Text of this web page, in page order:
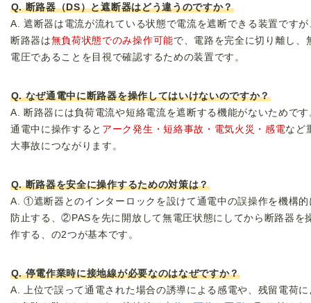
Q. 断路器（DS）と遮断器はどう違うのですか？
A. 遮断器は電流が流れている状態で電流を遮断できる装置ですが
断路器は無負荷状態でのみ操作可能で、電路を完全に切り離し、
電圧であることを目視で確認するための装置です。
Q. なぜ通電中に断路器を操作してはいけないのですか？
A. 断路器には負荷電流や短絡電流を遮断する機能がないためです
通電中に操作すると アーク発生・短絡事故・電気火災・感電など
大事故につながります。
Q. 断路器を安全に操作するための対策は？
A. ①遮断器とのインターロックを設けて通電中の誤操作を機構的
防止する、②PASを先に開放して無電圧状態にしてから断路器を
作する、の2つが基本です。
Q. 停電作業時に接地線が必要なのはなぜですか？
A. 上位で誤って通電された場合の誘導による感電や、残留電荷に